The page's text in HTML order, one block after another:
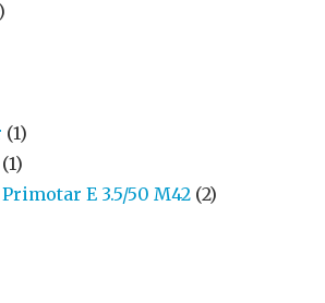
(1)
(1)
E 3.5/50 M42 (2)